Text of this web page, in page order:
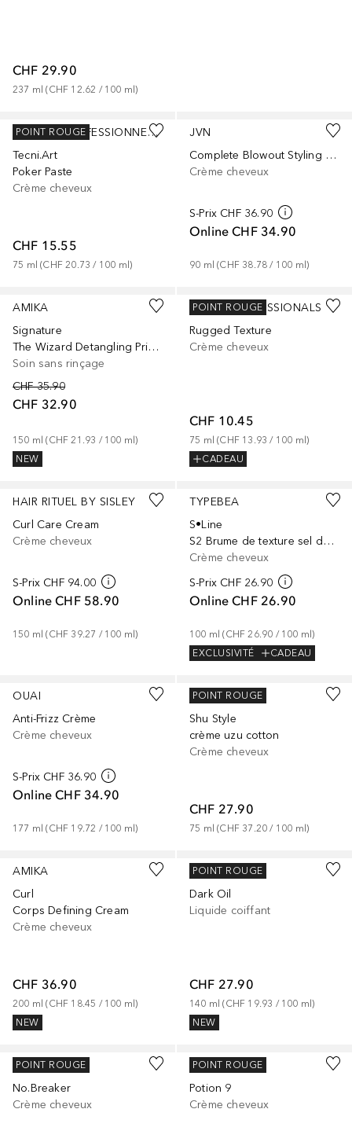
CHF 29.90
237 ml (CHF 12.62 / 100 ml)
L´ORÉAL PROFESSIONNEL PARIS
Tecni.Art
Poker Paste
Crème cheveux
CHF 15.55
75 ml (CHF 20.73 / 100 ml)
POINT ROUGE
JVN
Complete Blowout Styling Milk
Crème cheveux
S-Prix CHF 36.90
Online CHF 34.90
90 ml (CHF 38.78 / 100 ml)
AMIKA
Signature
The Wizard Detangling Primer
Soin sans rinçage
CHF 35.90
CHF 32.90
150 ml (CHF 21.93 / 100 ml)
NEW
WELLA PROFESSIONALS
Rugged Texture
Crème cheveux
CHF 10.45
75 ml (CHF 13.93 / 100 ml)
CADEAU
POINT ROUGE
HAIR RITUEL BY SISLEY
Curl Care Cream
Crème cheveux
S-Prix CHF 94.00
Online CHF 58.90
150 ml (CHF 39.27 / 100 ml)
TYPEBEA
S•Line
S2 Brume de texture sel de mer
Crème cheveux
S-Prix CHF 26.90
Online CHF 26.90
100 ml (CHF 26.90 / 100 ml)
EXCLUSIVITÉ
CADEAU
OUAI
Anti-Frizz Crème
Crème cheveux
S-Prix CHF 36.90
Online CHF 34.90
177 ml (CHF 19.72 / 100 ml)
SHU UEMURA
Shu Style
crème uzu cotton
Crème cheveux
CHF 27.90
75 ml (CHF 37.20 / 100 ml)
POINT ROUGE
AMIKA
Curl
Corps Defining Cream
Crème cheveux
CHF 36.90
200 ml (CHF 18.45 / 100 ml)
NEW
SEBASTIAN
Dark Oil
Liquide coiffant
CHF 27.90
140 ml (CHF 19.93 / 100 ml)
NEW
POINT ROUGE
SEBASTIAN
No.Breaker
Crème cheveux
POINT ROUGE
SEBASTIAN
Potion 9
Crème cheveux
POINT ROUGE